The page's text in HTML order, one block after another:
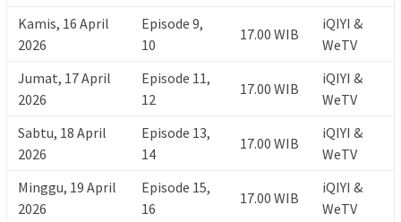
Kamis, 16 April
2026
Episode 9,
10
17.00 WIB
iQIYI &
WeTV
Jumat, 17 April
2026
Episode 11,
12
17.00 WIB
iQIYI &
WeTV
Sabtu, 18 April
2026
Episode 13,
14
17.00 WIB
iQIYI &
WeTV
Minggu, 19 April
2026
Episode 15,
16
17.00 WIB
iQIYI &
WeTV